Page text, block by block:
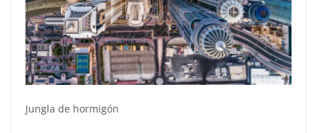
Jungla de hormigón